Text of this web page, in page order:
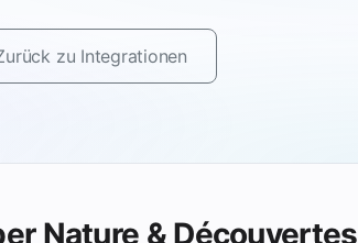
zu Integrationen
Nature & Découvertes